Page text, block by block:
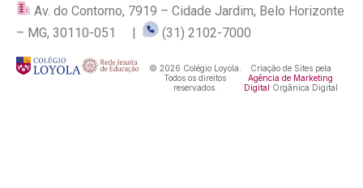
Av. do Contorno, 7919 – Cidade Jardim, Belo Horizonte
– MG, 30110-051 |
(31) 2102-7000
© 2026 Colégio Loyola.
Todos os direitos
reservados.
Criação de Sites pela
Agência de Marketing
Digital Orgânica Digital